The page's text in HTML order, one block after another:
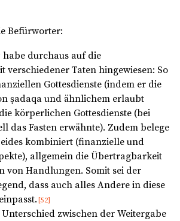
Befürworter:
verschiedener Taten hingewiesen: So
Gottesdienste (indem er die
ṣadaqa und ähnlichem erlaubt
körperlichen Gottesdienste (bei
das Fasten erwähnte). Zudem belege
kombiniert (finanzielle und
allgemein die Übertragbarkeit
von Handlungen. Somit sei der
dass auch alles Andere in diese
[52]
zwischen der Weitergabe